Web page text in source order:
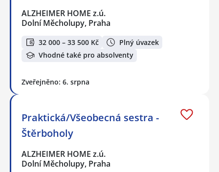
ALZHEIMER HOME z.ú.
Dolní Měcholupy, Praha
32 000 – 33 500 Kč
Plný úvazek
Vhodné také pro absolventy
Zveřejněno: 6. srpna
Praktická/Všeobecná sestra -
Štěrboholy
ALZHEIMER HOME z.ú.
Dolní Měcholupy, Praha